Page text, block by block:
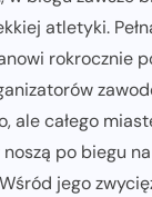
atletyki.
rokrocznie
ale całego
po biegu
jego